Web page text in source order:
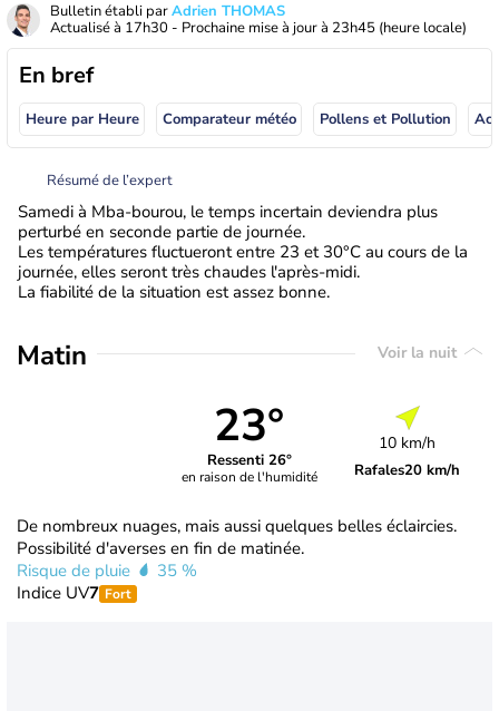
Bulletin établi parAdrien THOMAS
Actualisé à 17h30 - Prochaine mise à jour à 23h45 (heure locale)
En bref
Heure par Heure Comparateur météo Pollens et Pollution
Résumé de l’expert
Samedi à Mba-bourou, le temps incertain deviendra plus
perturbé en seconde partie de journée.
Les températures fluctueront entre 23 et 30°C au cours de la
journée, elles seront très chaudes l'après-midi.
La fiabilité de la situation est assez bonne.
Matin Voir la nuit
23°
Ressenti 26°
en raison de l'humidité
10 km/h
Rafales20 km/h
De nombreux nuages, mais aussi quelques belles éclaircies.
Possibilité d'averses en fin de matinée.
Risque de pluie
35 %
Indice UV7 Fort